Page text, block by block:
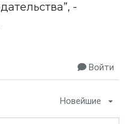
-
Войти
Новейшие